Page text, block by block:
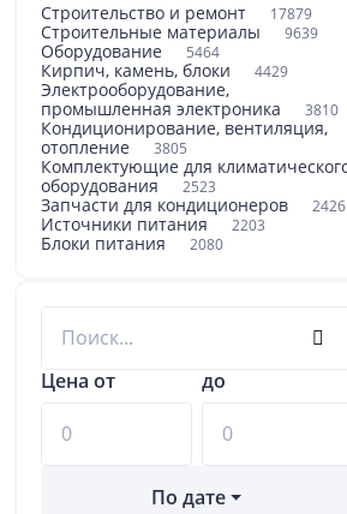
Строительство и ремонт 17879
Строительные материалы 9639
Оборудование 5464
Кирпич, камень, блоки 4429
Электрооборудование,
промышленная электроника
3810
Кондиционирование, вентиляция,
отопление
3805
Комплектующие для
оборудования
2523
Запчасти для кондиционеров 2426
Источники питания 2203
Блоки питания 2080
Цена от до
По дате